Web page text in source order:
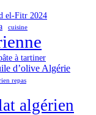
el-Fitr 2024
cuisine
à tartiner
d’olive Algérie
repas
algérien